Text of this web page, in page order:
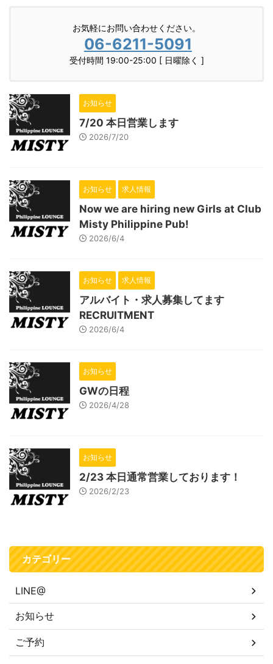
お気軽にお問い合わせください。
06-6211-5091
受付時間 19:00-25:00 [ 日曜除く ]
お知らせ
7/20 本日営業します
2026/7/20
お知らせ 求人情報
Now we are hiring new Girls at Club
Misty Philippine Pub!
2026/6/4
お知らせ 求人情報
アルバイト・求人募集してます
RECRUITMENT
2026/6/4
お知らせ
GWの日程
2026/4/28
お知らせ
2/23 本日通常営業しております！
2026/2/23
カテゴリー
LINE@
お知らせ
ご予約